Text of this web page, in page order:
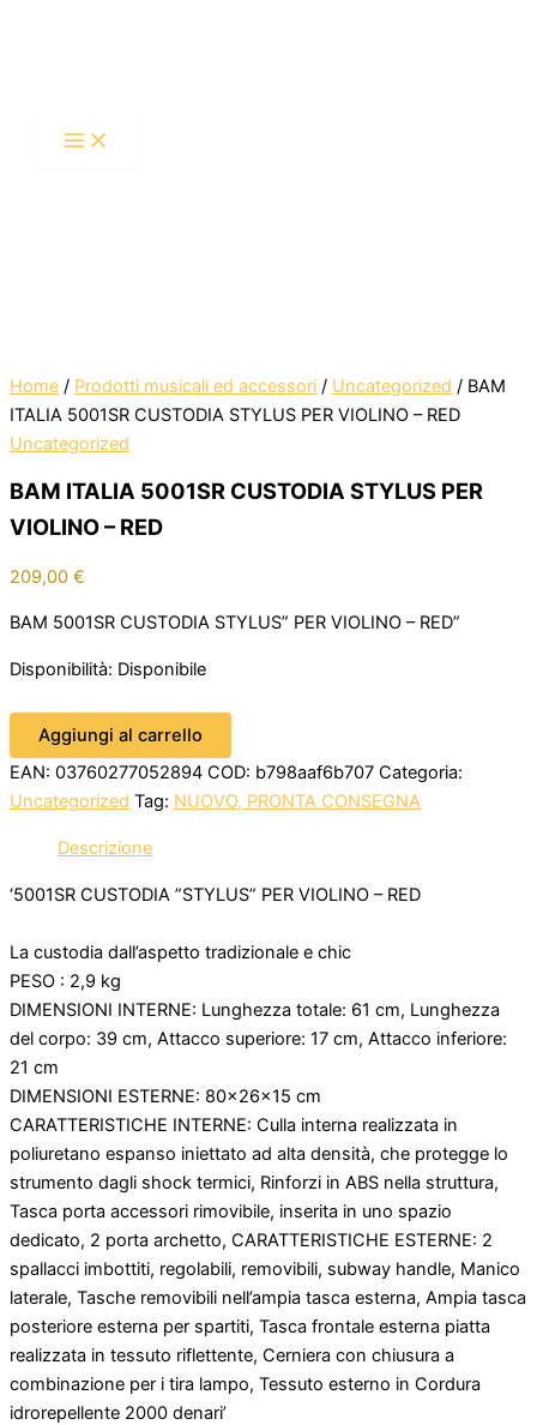
Home / Prodotti musicali ed accessori / Uncategorized / BAM
ITALIA 5001SR CUSTODIA STYLUS PER VIOLINO – RED
Uncategorized
BAM ITALIA 5001SR CUSTODIA STYLUS PER
VIOLINO – RED
209,00 €
BAM 5001SR CUSTODIA STYLUS” PER VIOLINO – RED”
Disponibilità: Disponibile
VIOLINO
Aggiungi al carrello
EAN: 03760277052894 COD: b798aaf6b707 Categoria:
Uncategorized Tag: NUOVO, PRONTA CONSEGNA
Descrizione
‘5001SR CUSTODIA ”STYLUS” PER VIOLINO – RED
La custodia dall’aspetto tradizionale e chic
PESO : 2,9 kg
DIMENSIONI INTERNE: Lunghezza totale: 61 cm, Lunghezza
del corpo: 39 cm, Attacco superiore: 17 cm, Attacco inferiore:
21 cm
DIMENSIONI ESTERNE: 80x26x15 cm
CARATTERISTICHE INTERNE: Culla interna realizzata in
poliuretano espanso iniettato ad alta densità, che protegge lo
strumento dagli shock termici, Rinforzi in ABS nella struttura,
Tasca porta accessori rimovibile, inserita in uno spazio
dedicato, 2 porta archetto, CARATTERISTICHE ESTERNE: 2
spallacci imbottiti, regolabili, removibili, subway handle, Manico
laterale, Tasche removibili nell’ampia tasca esterna, Ampia tasca
posteriore esterna per spartiti, Tasca frontale esterna piatta
realizzata in tessuto riflettente, Cerniera con chiusura a
combinazione per i tira lampo, Tessuto esterno in Cordura
idrorepellente 2000 denari’